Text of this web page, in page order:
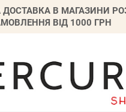
В МАГАЗИНИ
ВІД 1000 ГРН